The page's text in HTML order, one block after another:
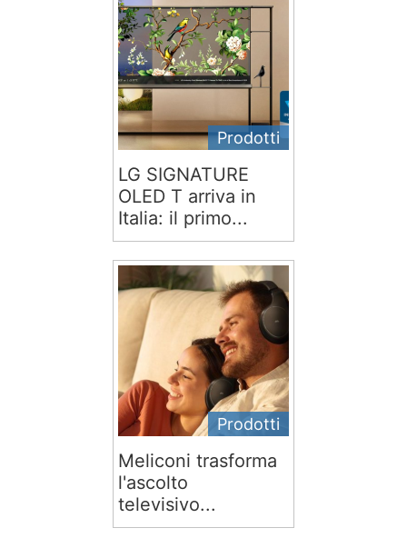
Prodotti
LG SIGNATURE
OLED T arriva in
Italia: il primo...
Prodotti
Meliconi trasforma
l'ascolto
televisivo...